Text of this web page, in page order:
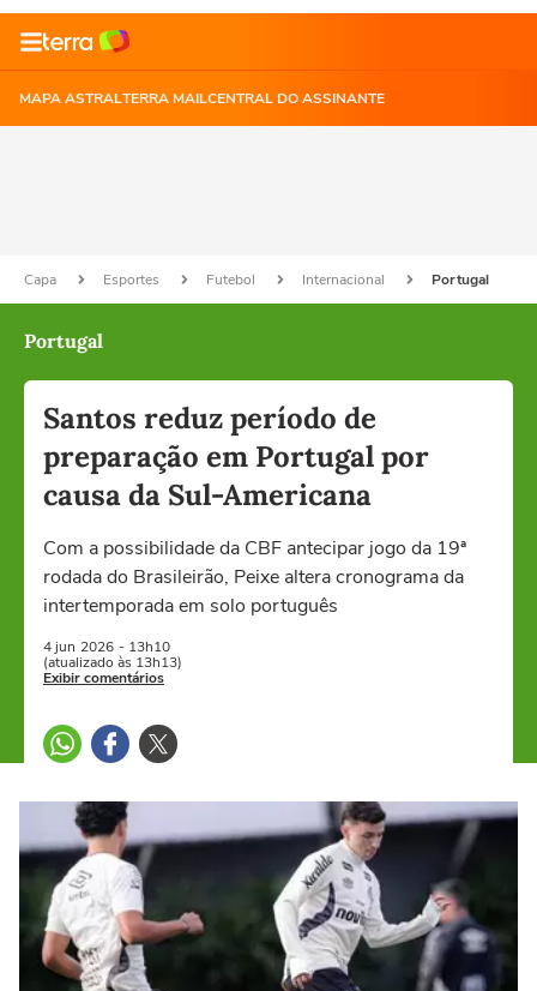
MAPA ASTRALTERRA MAILCENTRAL DO ASSINANTE
Capa Esportes Futebol Internacional Portugal
Portugal
Santos reduz período de
preparação em Portugal por
causa da Sul-Americana
Com a possibilidade da CBF antecipar jogo da 19ª
rodada do Brasileirão, Peixe altera cronograma da
intertemporada em solo português
4 jun 2026 - 13h10
(atualizado às 13h13)
Exibir comentários